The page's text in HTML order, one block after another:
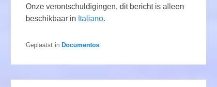
Onze verontschuldigingen, dit bericht is alleen
beschikbaar in Italiano.
Geplaatst in Documentos